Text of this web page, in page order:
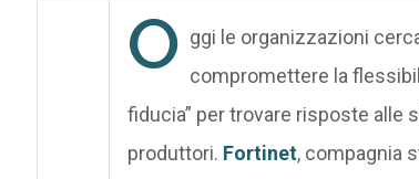
O ggi le organizzazioni
compromettere la
fiducia” per trovare risposte alle
produttori. Fortinet, compagnia